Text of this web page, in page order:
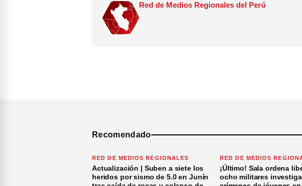
Red de Medios Regionales del Perú
Recomendado
RED DE MEDIOS REGIONALES
Actualización | Suben a siete los
heridos por sismo de 5.0 en Junín
RED DE MEDIOS
¡Último! Sala ordena
ocho militares